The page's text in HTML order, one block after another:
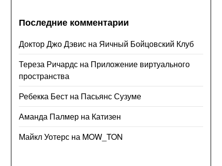
Последние комментарии
Доктор Джо Дэвис на Яичный Бойцовский Клуб
Тереза Ричардс на Приложение виртуального
пространства
Ребекка Бест на Пасьянс Сузуме
Аманда Палмер на Катизен
Майкл Уотерс на MOW_TON